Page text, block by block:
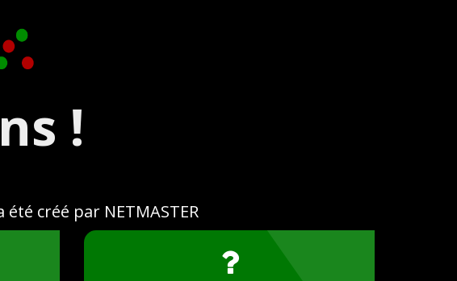
!
été créé par NETMASTER